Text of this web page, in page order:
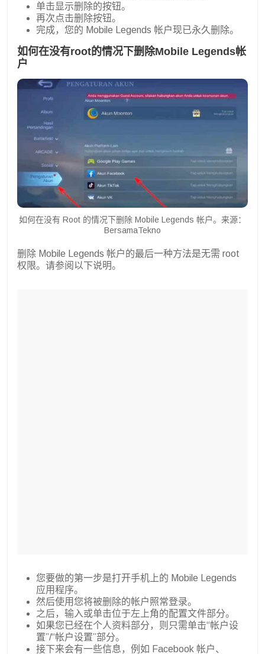
单击显示删除的按钮。
再次点击删除按钮。
完成，您的 Mobile Legends 帐户现已永久删除。
如何在没有root的情况下删除Mobile Legends帐
户
如何在没有 Root 的情况下删除 Mobile Legends 帐户。来源：
BersamaTekno
删除 Mobile Legends 帐户的最后一种方法是无需 root
权限。请参阅以下说明。
您要做的第一步是打开手机上的 Mobile Legends
应用程序。
然后使用您将被删除的帐户照常登录。
之后，输入或单击位于左上角的配置文件部分。
如果您已经在个人资料部分，则只需单击“帐户设
置”/“帐户设置”部分。
接下来会有一些信息，例如 Facebook 帐户、